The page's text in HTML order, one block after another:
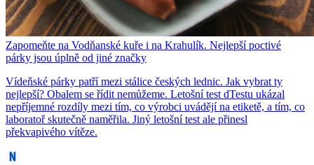
Zapomeňte na Vodňanské kuře i na Krahulík. Nejlepší poctivé
párky jsou úplně od jiné značky
Vídeňské párky patří mezi stálice českých lednic. Jak vybrat ty
nejlepší? Obalem se řídit nemůžeme. Letošní test dTestu ukázal
nepříjemné rozdíly mezi tím, co výrobci uvádějí na etiketě, a tím, co
laboratoř skutečně naměřila. Jiný letošní test ale přinesl
překvapivého vítěze.